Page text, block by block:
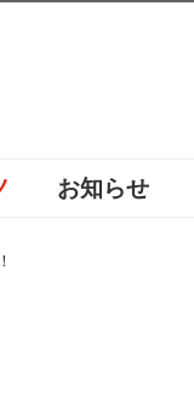
お知らせ